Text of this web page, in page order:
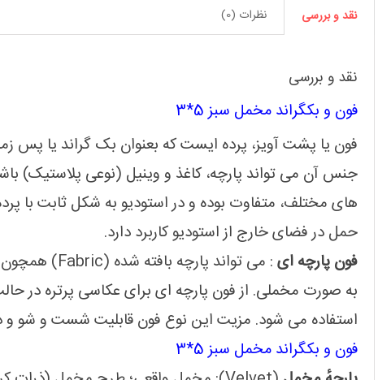
نقد و بررسی نظرات (0)
نقد و بررسی
فون و بکگراند مخمل سبز 5*3
فون یا پشت آویز، پرده ایست که بعنوان بک گراند یا پس
جنس آن می تواند پارچه، کاغذ و وینیل (نوعی پلاستیک)
های مختلف، متفاوت بوده و در استودیو به شکل ثابت با
حمل در فضای خارج از استودیو کاربرد دارد.
فون پارچه ای: می تواند پارچه بافته شده (Fabric) همچون کتان، کرباس و برزنت باشد و یا
به صورت مخملی. از فون پارچه ای برای عکاسی پرتره در
استفاده می شود. مزیت این نوع فون قابلیت شست و شو و
فون و بکگراند مخمل سبز 5*3